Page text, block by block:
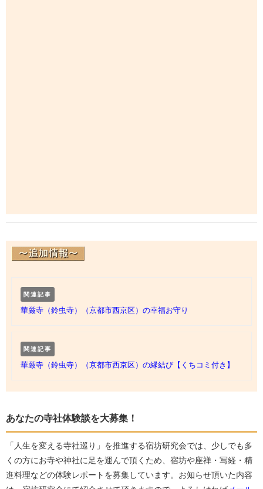
関連記事
華厳寺（鈴虫寺）（京都市西京区）の幸福お守り
関連記事
華厳寺（鈴虫寺）（京都市西京区）の縁結び【くちコミ付き】
あなたの寺社体験談を大募集！
「人生を変える寺社巡り」を推進する宿坊研究会では、少しでも多
くの方にお寺や神社に足を運んで頂くため、宿坊や座禅・写経・精
進料理などの体験レポートを募集しています。お知らせ頂いた内容